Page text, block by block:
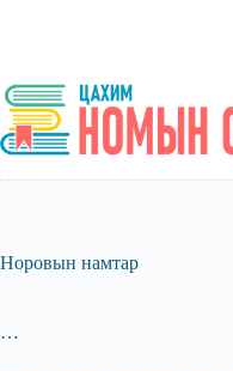
Норовын намтар
…